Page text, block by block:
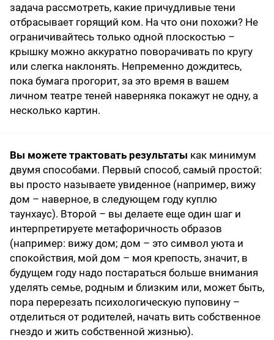
задача рассмотреть, какие причудливые тени
отбрасывает горящий ком. На что они похожи? Не
ограничивайтесь только одной плоскостью –
крышку можно аккуратно поворачивать по кругу
или слегка наклонять. Непременно дождитесь,
пока бумага прогорит, за это время в вашем
личном театре теней наверняка покажут не одну, а
несколько картин.
Вы можете трактовать результаты как минимум
двумя способами. Первый способ, самый простой:
вы просто называете увиденное (например, вижу
дом – наверное, в следующем году куплю
таунхаус). Второй – вы делаете еще один шаг и
интерпретируете метафоричность образов
(например: вижу дом; дом – это символ уюта и
спокойствия, мой дом – моя крепость, значит, в
будущем году надо постараться больше внимания
уделять семье, родным и близким или, может быть,
пора перерезать психологическую пуповину –
отделиться от родителей, начать вить собственное
гнездо и жить собственной жизнью).